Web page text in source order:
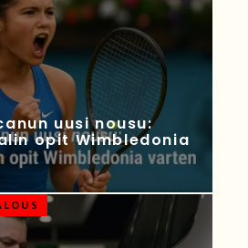
uusi nousu:
opit Wimbledonia